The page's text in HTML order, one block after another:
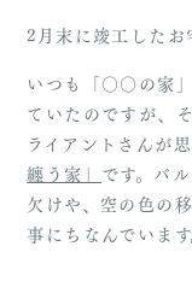
2月末に竣工したお
いつも「○○の家」
ていたのですが、
ライアントさんが
纏う家」 です。バ
欠けや、空の色の
事にちなんでいます